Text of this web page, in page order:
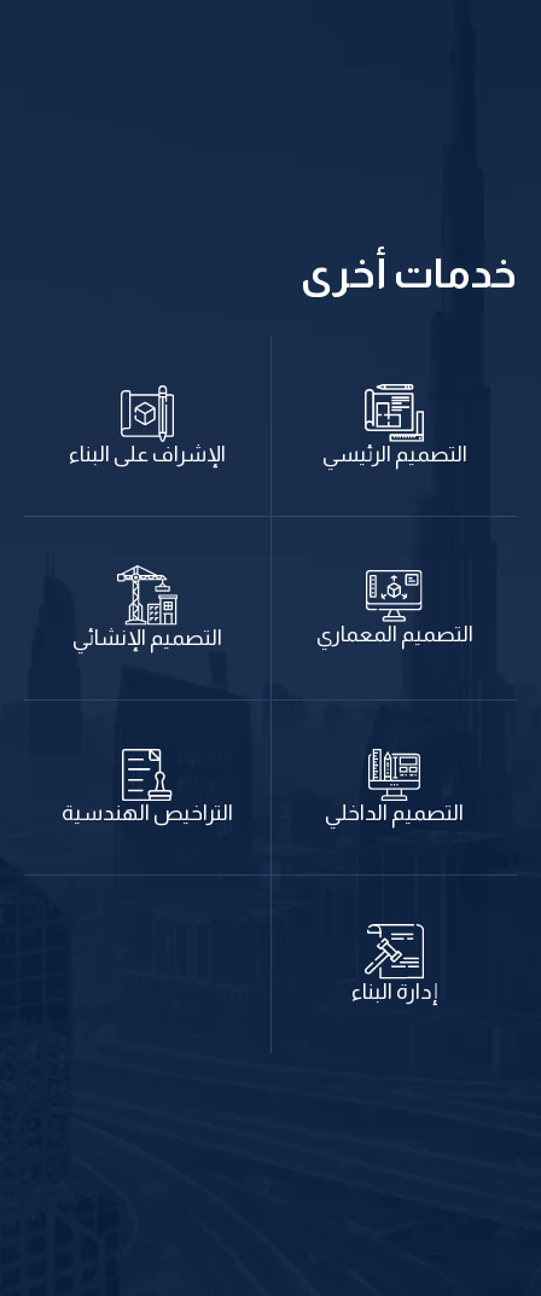
خدمات أخرى
التصميم الرئيسي الإشراف على البناء
التصميم المعماري التصميم الإنشائي
التصميم الداخلي التراخيص الهندسية
إدارة البناء